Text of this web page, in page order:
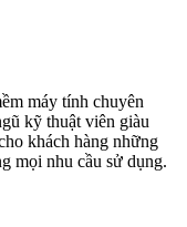
máy tính chuyên
kỹ thuật viên giàu
khách hàng những
mọi nhu cầu sử dụng.